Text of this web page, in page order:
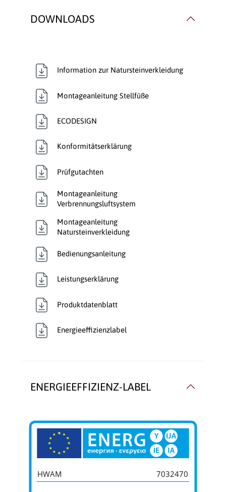
Wärmetransport: Luftführend
DOWNLOADS
Information zur Natursteinverkleidung
Montageanleitung Stellfüße
ECODESIGN
Konformitätserklärung
Prüfgutachten
Montageanleitung
Verbrennungsluftsystem
Montageanleitung
Natursteinverkleidung
Bedienungsanleitung
Leistungserklärung
Produktdatenblatt
Energieeffizienzlabel
ENERGIEEFFIZIENZ-LABEL
HWAM 7032470